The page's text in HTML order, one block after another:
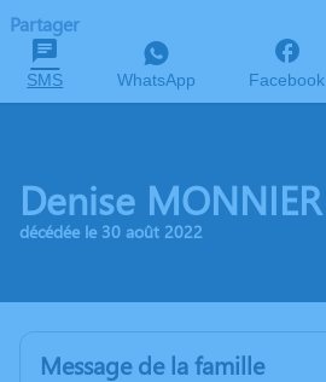
Partager
SMS WhatsApp Facebook
Denise MONNIER
décédée le 30 août 2022
Message de la famille